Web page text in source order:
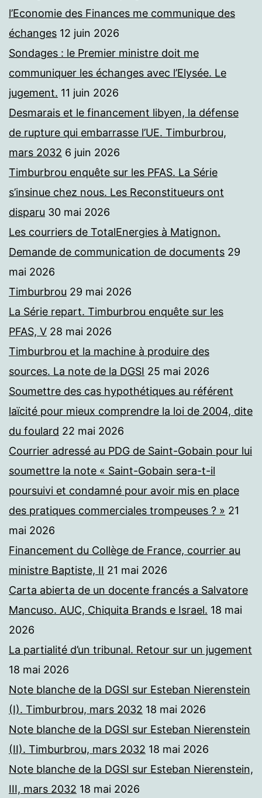
l’Economie des Finances me communique des
échanges 12 juin 2026
Sondages : le Premier ministre doit me
communiquer les échanges avec l’Elysée. Le
jugement. 11 juin 2026
Desmarais et le financement libyen, la défense
de rupture qui embarrasse l’UE. Timburbrou,
mars 2032 6 juin 2026
Timburbrou enquête sur les PFAS. La Série
s’insinue chez nous. Les Reconstitueurs ont
disparu 30 mai 2026
Les courriers de TotalEnergies à Matignon.
Demande de communication de documents 29
mai 2026
Timburbrou 29 mai 2026
La Série repart. Timburbrou enquête sur les
PFAS, V 28 mai 2026
Timburbrou et la machine à produire des
sources. La note de la DGSI 25 mai 2026
Soumettre des cas hypothétiques au référent
laïcité pour mieux comprendre la loi de 2004, dite
du foulard 22 mai 2026
Courrier adressé au PDG de Saint-Gobain pour lui
soumettre la note « Saint-Gobain sera-t-il
poursuivi et condamné pour avoir mis en place
des pratiques commerciales trompeuses ? » 21
mai 2026
Financement du Collège de France, courrier au
ministre Baptiste, II 21 mai 2026
Carta abierta de un docente francés a Salvatore
Mancuso. AUC, Chiquita Brands e Israel. 18 mai
2026
La partialité d’un tribunal. Retour sur un jugement
18 mai 2026
Note blanche de la DGSI sur Esteban Nierenstein
(I). Timburbrou, mars 2032 18 mai 2026
Note blanche de la DGSI sur Esteban Nierenstein
(II). Timburbrou, mars 2032 18 mai 2026
Note blanche de la DGSI sur Esteban Nierenstein,
III, mars 2032 18 mai 2026